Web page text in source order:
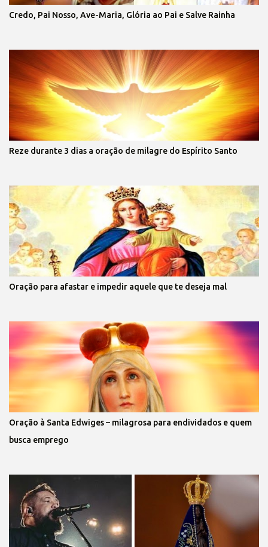
Credo, Pai Nosso, Ave-Maria, Glória ao Pai e Salve Rainha
Reze durante 3 dias a oração de milagre do Espírito Santo
Oração para afastar e impedir aquele que te deseja mal
Oração à Santa Edwiges – milagrosa para endividados e quem
busca emprego